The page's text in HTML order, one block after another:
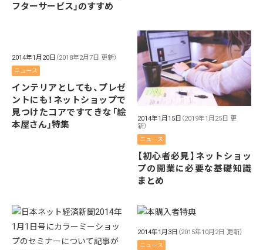
フターサービス」のすすめ
2014年1月20日 （2018年2月7日 更新）
ニュース
インテリアとしても、プレゼ
ントにも！ネットショップで
見つけたコアですてきな「絵
本屋さん」特集
2014年1月15日 （2019年1月25日 更
新）
ニュース
【初心者必見】ネットショッ
プの開業に必要な基礎知識
まとめ
2014年1月3日 （2015年10月2日 更新）
ニュース